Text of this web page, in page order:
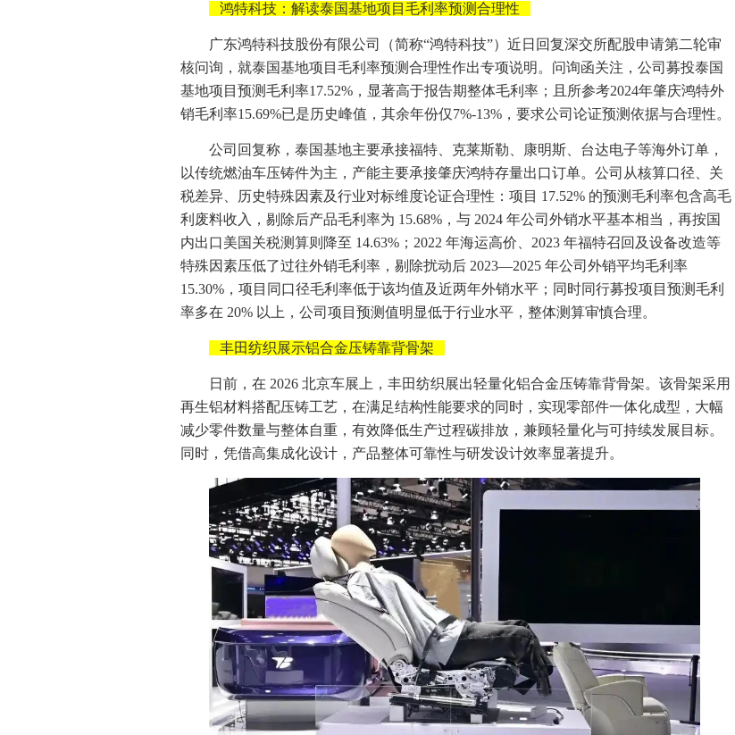
鸿特科技：解读泰国基地项目毛利率预测合理性
广东鸿特科技股份有限公司（简称“鸿特科技”）近日回复深交所配股申请第二轮审
核问询，就泰国基地项目毛利率预测合理性作出专项说明。问询函关注，公司募投泰国
基地项目预测毛利率17.52%，显著高于报告期整体毛利率；且所参考2024年肇庆鸿特外
销毛利率15.69%已是历史峰值，其余年份仅7%-13%，要求公司论证预测依据与合理性。
公司回复称，泰国基地主要承接福特、克莱斯勒、康明斯、台达电子等海外订单，
以传统燃油车压铸件为主，产能主要承接肇庆鸿特存量出口订单。公司从核算口径、关
税差异、历史特殊因素及行业对标维度论证合理性：项目 17.52% 的预测毛利率包含高毛
利废料收入，剔除后产品毛利率为 15.68%，与 2024 年公司外销水平基本相当，再按国
内出口美国关税测算则降至 14.63%；2022 年海运高价、2023 年福特召回及设备改造等
特殊因素压低了过往外销毛利率，剔除扰动后 2023—2025 年公司外销平均毛利率
15.30%，项目同口径毛利率低于该均值及近两年外销水平；同时同行募投项目预测毛利
率多在 20% 以上，公司项目预测值明显低于行业水平，整体测算审慎合理。
丰田纺织展示铝合金压铸靠背骨架
日前，在 2026 北京车展上，丰田纺织展出轻量化铝合金压铸靠背骨架。该骨架采用
再生铝材料搭配压铸工艺，在满足结构性能要求的同时，实现零部件一体化成型，大幅
减少零件数量与整体自重，有效降低生产过程碳排放，兼顾轻量化与可持续发展目标。
同时，凭借高集成化设计，产品整体可靠性与研发设计效率显著提升。